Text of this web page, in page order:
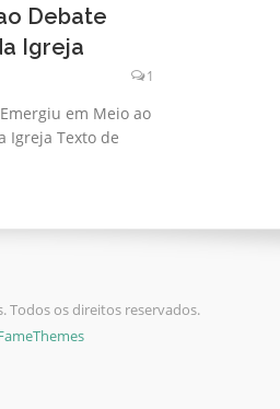
Debate
Igreja
1
em Meio ao
Igreja Texto de
Todos os direitos reservados.